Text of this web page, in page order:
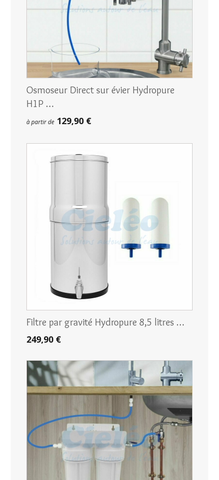
Osmoseur Direct sur évier Hydropure
H1P …
à partir de 129,90 €
Filtre par gravité Hydropure 8,5 litres …
249,90 €